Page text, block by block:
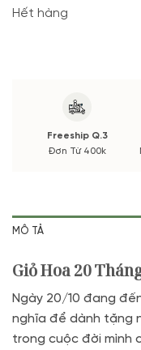
Sản phẩm hoa 20
Hết hàng
Freeship Q.3
Đơn Từ 400k
MÔ TẢ
Giỏ Hoa 20
Ngày 20/10 đang
nghĩa để dành tặng
trong cuộc đời mình